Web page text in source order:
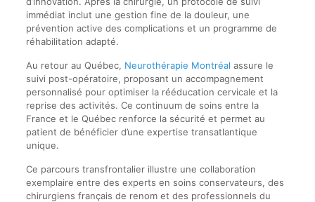
immédiat inclut une gestion fine de la douleur, une
prévention active des complications et un programme de
réhabilitation adapté.
Au retour au Québec, Neurothérapie Montréal assure le
suivi post-opératoire, proposant un accompagnement
personnalisé pour optimiser la rééducation cervicale et la
reprise des activités. Ce continuum de soins entre la
France et le Québec renforce la sécurité et permet au
patient de bénéficier d’une expertise transatlantique
unique.
Ce parcours transfrontalier illustre une collaboration
exemplaire entre des experts en soins conservateurs, des
chirurgiens français de renom et des professionnels du